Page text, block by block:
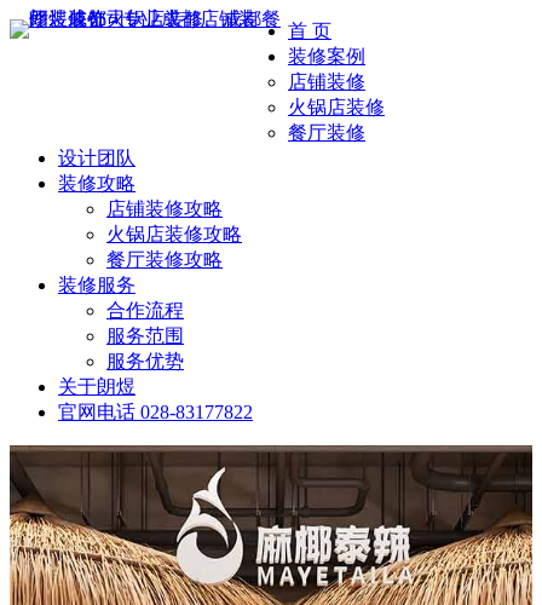
首 页
装修案例
店铺装修
火锅店装修
餐厅装修
设计团队
装修攻略
店铺装修攻略
火锅店装修攻略
餐厅装修攻略
装修服务
合作流程
服务范围
服务优势
关于朗煜
官网电话 028-83177822